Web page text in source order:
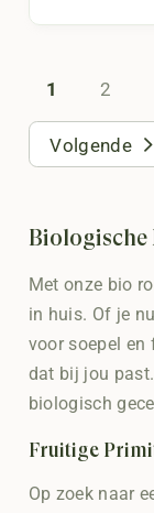
1 2
Volgende
Biologische
Met onze bio
in huis. Of je
voor soepel
dat bij jou
biologisch
Fruitige
Op zoek naar